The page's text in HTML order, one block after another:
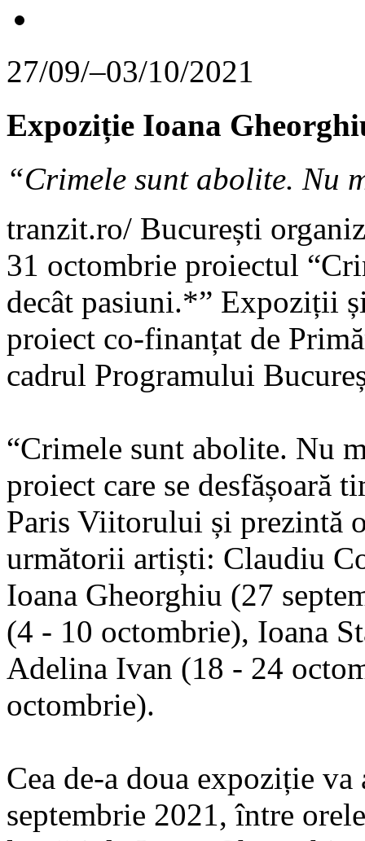
27/09/–03/10/2021
Expoziție Ioana
“Crimele sunt abolite. Nu
tranzit.ro/ București
31 octombrie proiectul
decât pasiuni.*” Expoziții
proiect co-finanțat de
cadrul Programului
“Crimele sunt abolite. Nu
proiect care se desfășoară
Paris Viitorului și prezintă
următorii artiști: Claudiu
Ioana Gheorghiu (27
(4 - 10 octombrie), Ioana
Adelina Ivan (18 - 24
octombrie).
Cea de-a doua expoziție
septembrie 2021, între